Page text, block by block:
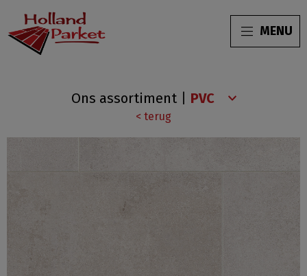
MENU
Ons assortiment
< terug